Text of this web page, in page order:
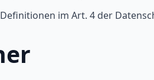
im Art. 4 der